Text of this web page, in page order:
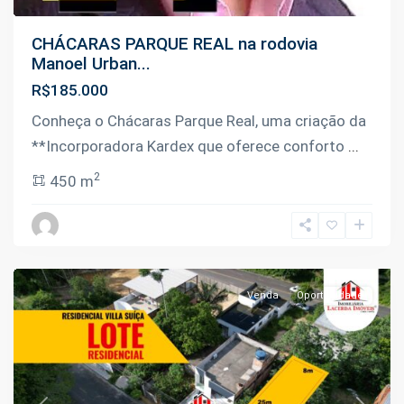
CHÁCARAS PARQUE REAL na rodovia
Manoel Urban...
R$185.000
Conheça o Chácaras Parque Real, uma criação da
**Incorporadora Kardex que oferece conforto ...
450 m2
Tarumã
Venda Oportunidade